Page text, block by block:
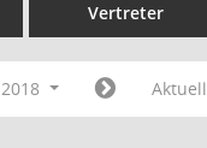
Vertreter
2018 Aktuell